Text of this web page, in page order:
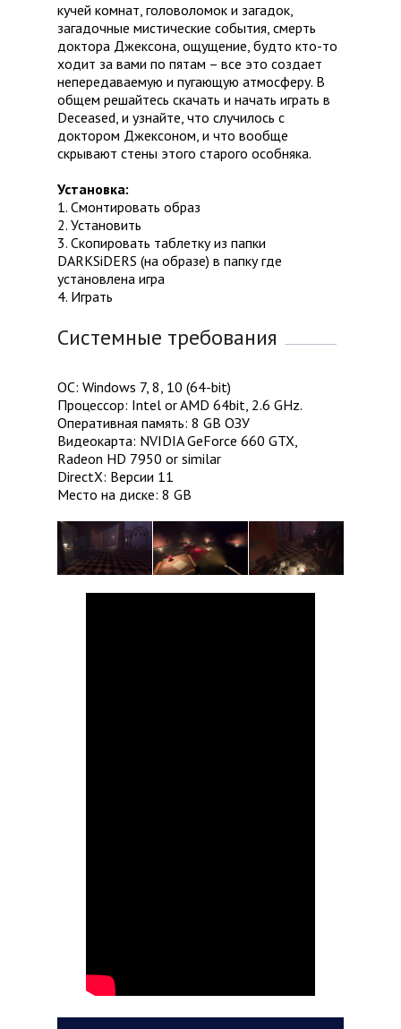
кучей комнат, головоломок и загадок,
загадочные мистические события, смерть
доктора Джексона, ощущение, будто кто-то
ходит за вами по пятам – все это создает
непередаваемую и пугающую атмосферу. В
общем решайтесь скачать и начать играть в
Deceased, и узнайте, что случилось с
доктором Джексоном, и что вообще
скрывают стены этого старого особняка.
Установка:
1. Смонтировать образ
2. Установить
3. Скопировать таблетку из папки
DARKSiDERS (на образе) в папку где
установлена игра
4. Играть
Системные требования
ОС: Windows 7, 8, 10 (64-bit)
Процессор: Intel or AMD 64bit, 2.6 GHz.
Оперативная память: 8 GB ОЗУ
Видеокарта: NVIDIA GeForce 660 GTX,
Radeon HD 7950 or similar
DirectX: Версии 11
Место на диске: 8 GB